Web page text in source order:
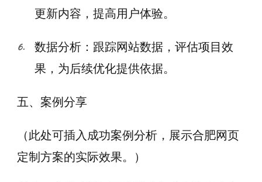
更新内容，提高用户体验。
数据分析：跟踪网站数据，评估项目效
果，为后续优化提供依据。
五、案例分享
（此处可插入成功案例分析，展示合肥网页
定制方案的实际效果。）